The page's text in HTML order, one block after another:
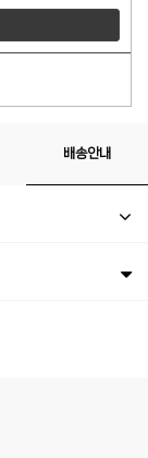
배송안내